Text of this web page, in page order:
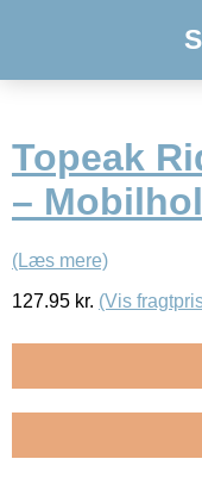
Topeak
–
(Læs mere)
127.95 kr. (Vis